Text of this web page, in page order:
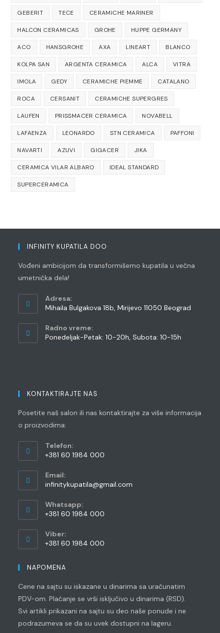
GEBERIT TECE CERAMICHE MARINER
HALCON CERAMICAS GROHE HUPPE GERMANY
ACO HANSGROHE AXA LINEART BLANCO
KOLPA SAN ARGENTA CERAMICA ALCA VITRA
IMOLA GEDY CERAMICHE PIEMME CATALANO
ROCA CERSANIT CERAMICHE SUPERGRES
LAUFEN PRISSMACER CERAMICA NOVABELL
LAFAENZA LEONARDO STN CERAMICA PAFFONI
NAVARTI AZUVI GIGACER JIKA
CERAMICA VILAR ALBARO IDEAL STANDARD
SUPERCERAMICA
INFINITY KUPATILA DOO
Vođeni ambicijom da transformišemo kupatila u večna
umetnička dela!
Adresa:
Mihaila Bulgakova 18b, Mirijevo 11050 Beograd
Radno vreme:
Ponedeljak-Petak: 10-20h, Subota: 10-15h
KONTAKTIRAJTE NAS
Posetite naš salon ili nas kontaktirajte za više informacija
o proizvodima:
Telefon:
+381 60 1984 000
in
your
application
Email:
infinitykupatila@gmail.com
Whatsapp:
+381 60 1984 000
in
your
Viber:
+381 60 1984 000
in
application
NAPOMENA
Cene na sajtu su iskazane u dinarima sa uračunatim
PDV-om. Plaćanje se vrši isključivo u dinarima (RSD).
Svi artikli prikazani na sajtu su deo naše ponude i ne
podrazumeva se da su uvek dostupni na lageru.